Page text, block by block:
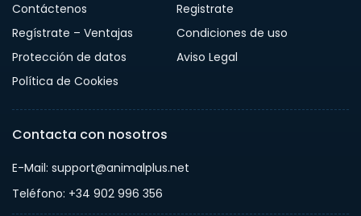
Contáctenos
Registrate
Regístrate – Ventajas
Condiciones de uso
Protección de datos
Aviso Legal
Política de Cookies
Contacta con nosotros
E-Mail: support@animalplus.net
Teléfono: +34 902 996 356